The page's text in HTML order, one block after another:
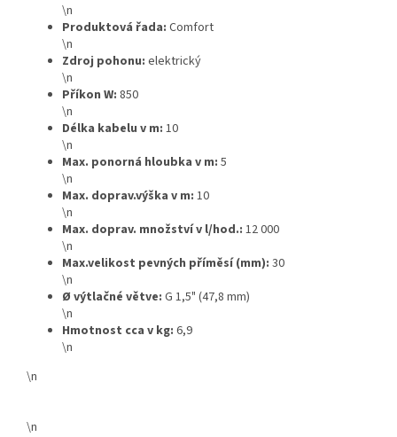
\n
Produktová řada: Comfort
\n
Zdroj pohonu: elektrický
\n
Příkon W: 850
\n
Délka kabelu v m: 10
\n
Max. ponorná hloubka v m: 5
\n
Max. doprav.výška v m: 10
\n
Max. doprav. množství v l/hod.: 12 000
\n
Max.velikost pevných příměsí (mm): 30
\n
Ø výtlačné větve: G 1,5" (47,8 mm)
\n
Hmotnost cca v kg: 6,9
\n
\n
\n